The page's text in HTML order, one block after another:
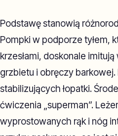
Podstawę stanowią
Pompki w podporze tyłem,
krzesłami, doskonale
grzbietu i obręczy
stabilizujących łopatki.
ćwiczenia „superman”.
wyprostowanych rąk i nóg